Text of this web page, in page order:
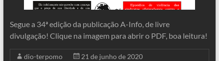
Segue a 34ª edição da publicação A-Info, de livre
divulgação! Clique na imagem para abrir o PDF, boa leitura!
dio-terpomo
21 de junho de 2020